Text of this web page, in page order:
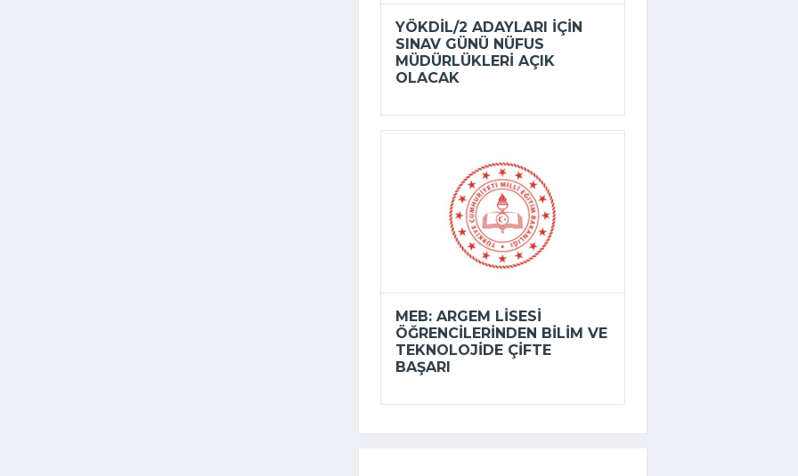
YÖKDİL/2 ADAYLARI IÇIN
SINAV GÜNÜ NÜFUS
MÜDÜRLÜKLERI AÇIK
OLACAK
MEB: ARGEM LISESI
ÖĞRENCILERINDEN BILIM VE
TEKNOLOJIDE ÇIFTE
BAŞARI